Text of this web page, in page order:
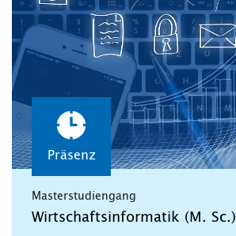
Präsenz
Masterstudiengang
Wirtschaftsinformatik (M. Sc.)